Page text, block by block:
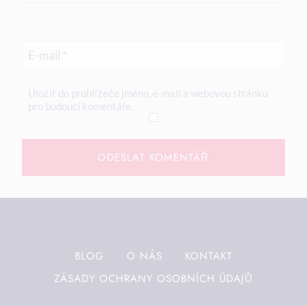
E-mail *
Uložit do prohlížeče jméno, e-mail a webovou stránku
pro budoucí komentáře.
BLOG O NÁS
KONTAKT
ZÁSADY OCHRANY OSOBNÍCH ÚDAJŮ